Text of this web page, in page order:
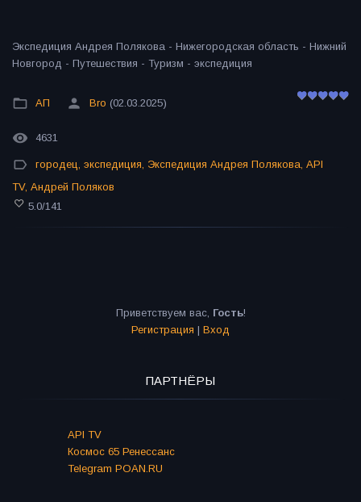
Экспедиция Андрея Полякова - Нижегородская область - Нижний
Новгород - Путешествия - Туризм - экспедиция
АП Bro (02.03.2025)
4631
городец, экспедиция, Экспедиция Андрея Полякова, API
TV, Андрей Поляков
5.0/141
Приветствуем вас, Гость!
Регистрация | Вход
ПАРТНЁРЫ
API TV
Космос 65 Ренессанс
Telegram POAN.RU